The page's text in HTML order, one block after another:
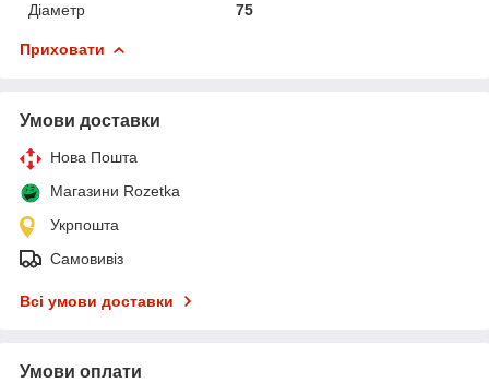
Діаметр
75
Приховати
Умови доставки
Нова Пошта
Магазини Rozetka
Укрпошта
Самовивіз
Всі умови доставки
Умови оплати